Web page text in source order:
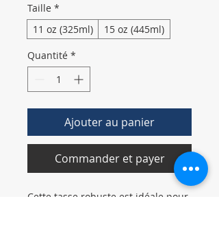
Taille *
11 oz (325ml)
15 oz (445ml)
Quantité *
Ajouter au panier
Commander et payer
Cette tasse robuste est idéale pour